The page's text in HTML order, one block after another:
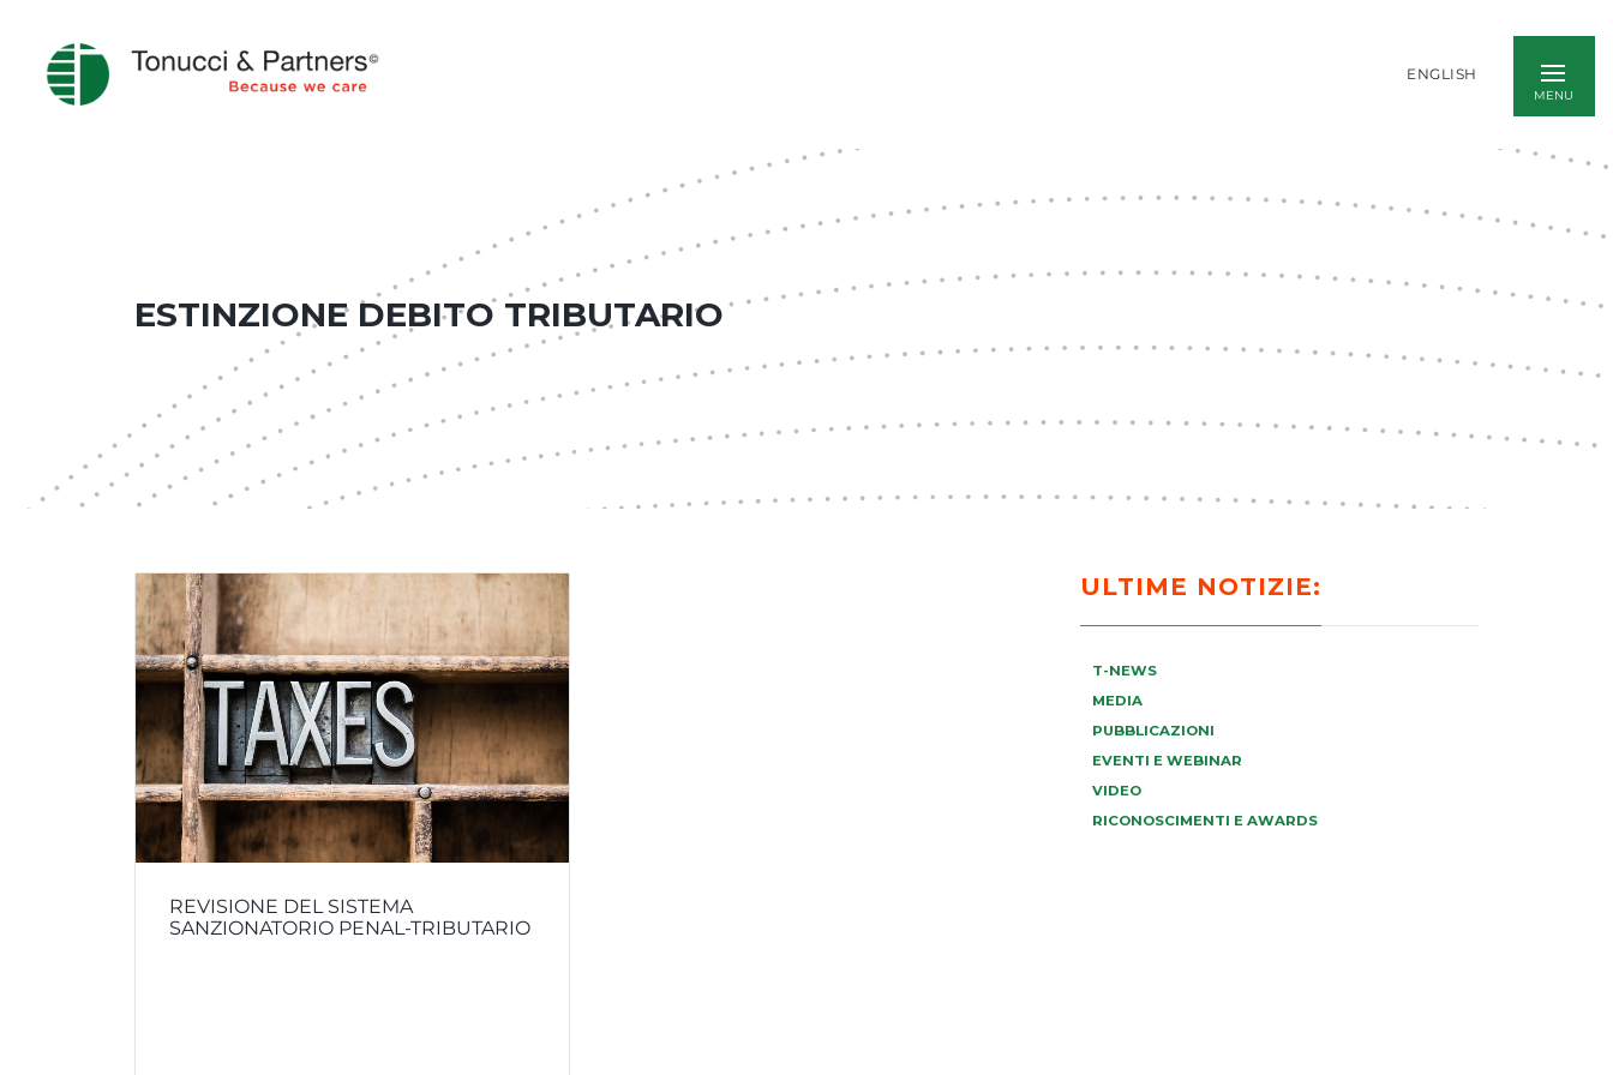
ENGLISH
ESTINZIONE DEBITO TRIBUTARIO
REVISIONE DEL SISTEMA
SANZIONATORIO PENAL-TRIBUTARIO
ULTIME NOTIZIE:
T-NEWS
MEDIA
PUBBLICAZIONI
EVENTI E WEBINAR
VIDEO
RICONOSCIMENTI E AWARDS